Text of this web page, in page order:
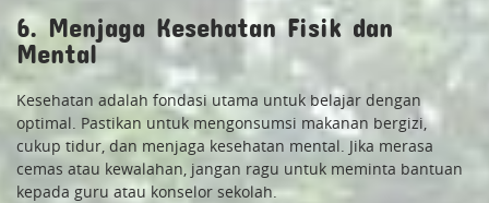
6. Menjaga Kesehatan Fisik dan
Mental
Kesehatan adalah fondasi utama untuk belajar dengan
optimal. Pastikan untuk mengonsumsi makanan bergizi,
cukup tidur, dan menjaga kesehatan mental. Jika merasa
cemas atau kewalahan, jangan ragu untuk meminta bantuan
kepada guru atau konselor sekolah.